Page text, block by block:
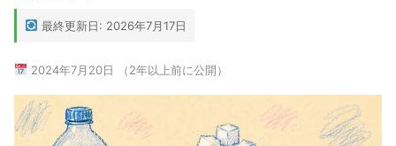
最終更新日: 2026年7月17日
2024年7月20日 （2年以上前に公開）